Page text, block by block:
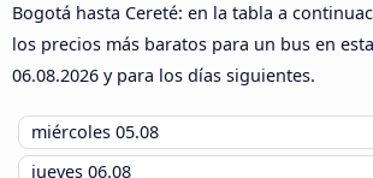
Bogotá hasta Cereté: en la tabla a
los precios más baratos para un bus en
06.08.2026 y para los días siguientes.
miércoles 05.08
jueves 06.08